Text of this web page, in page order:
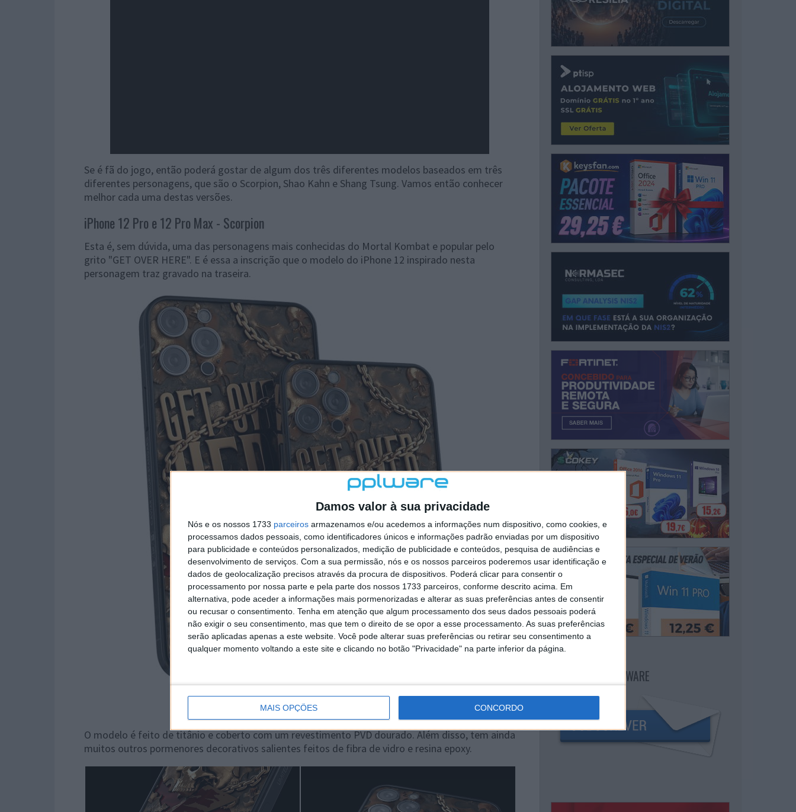
Damos valor à sua privacidade
Nós e os nossos 1733 parceiros armazenamos e/ou acedemos a informações num dispositivo, como cookies, e
processamos dados pessoais, como identificadores únicos e informações padrão enviadas por um dispositivo
para publicidade e conteúdos personalizados, medição de publicidade e conteúdos, pesquisa de audiências e
desenvolvimento de serviços. Com a sua permissão, nós e os nossos parceiros poderemos usar identificação e
dados de geolocalização precisos através da procura de dispositivos. Poderá clicar para consentir o
processamento por nossa parte e pela parte dos nossos 1733 parceiros, conforme descrito acima. Em
alternativa, pode aceder a informações mais pormenorizadas e alterar as suas preferências antes de consentir
ou recusar o consentimento. Tenha em atenção que algum processamento dos seus dados pessoais poderá
não exigir o seu consentimento, mas que tem o direito de se opor a esse processamento. As suas preferências
serão aplicadas apenas a este website. Você pode alterar suas preferências ou retirar seu consentimento a
qualquer momento voltando a este site e clicando no botão "Privacidade" na parte inferior da página.
MAIS OPÇÕES CONCORDO
Se é fã do jogo, então poderá gostar de algum dos três diferentes modelos baseados em três
diferentes personagens, que são o Scorpion, Shao Kahn e Shang Tsung. Vamos então conhecer
melhor cada uma destas versões.
iPhone 12 Pro e 12 Pro Max - Scorpion
Esta é, sem dúvida, uma das personagens mais conhecidas do Mortal Kombat e popular pelo
grito "GET OVER HERE". E é essa a inscrição que o modelo do iPhone 12 inspirado nesta
personagem traz gravado na traseira.
O modelo é feito de titânio e coberto com um revestimento PVD dourado. Além disso, tem ainda
muitos outros pormenores decorativos salientes feitos de fibra de vidro e resina epoxy.
NEWSLETTER PPLWARE